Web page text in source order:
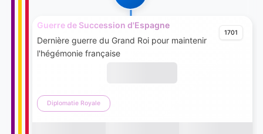
1701
Guerre de Succession d'Espagne
Dernière guerre du Grand Roi pour maintenir
l'hégémonie française
Diplomatie Royale